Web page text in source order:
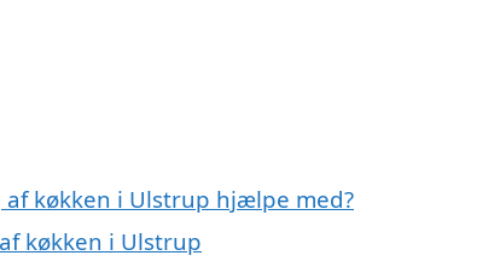
køkken i Ulstrup hjælpe med?
køkken i Ulstrup